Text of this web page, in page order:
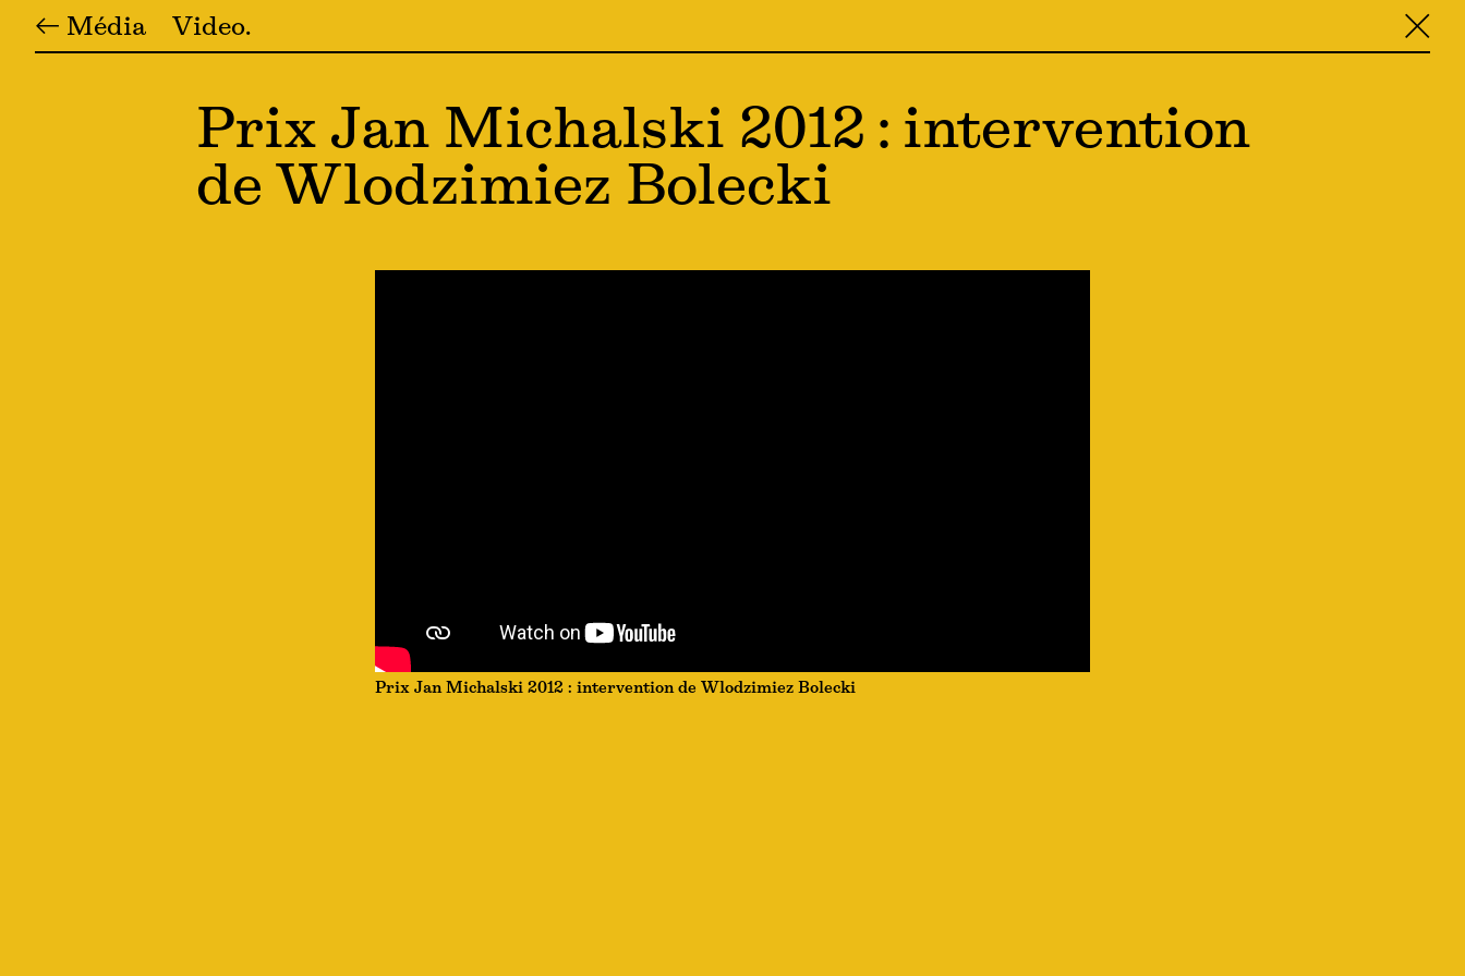
← Média Video ╳
Prix Jan Michalski 2012 : intervention
de Wlodzimiez Bolecki
Prix Jan Michalski 2012 : intervention de Wlodzimiez Bolecki